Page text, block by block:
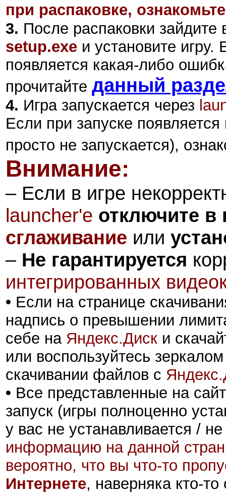
при распаковке,
3. После распаковки зайдите
setup.exe и установите игру.
появляется какая-либо
прочитайте данный
4. Игра запускается через
Если при запуске
просто не запускается),
Внимание:
– Если в игре
launcher'е отключите в
сглаживание или
– Не гарантируется
интегрированных
• Если на странице
надпись о превышении
себе на Яндекс.Диск и
или воспользуйтесь
скачивании файлов с
• Все представленные на
запуск (игры полноценно
у вас не устанавливается /
информацию на данной
вероятно, что вы что-то
Интернете, наверняка кто-